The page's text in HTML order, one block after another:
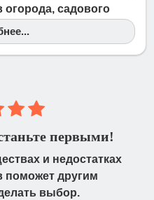
огорода, садового
насосная
организации
из открытых
первыми!
и недостатках
поможет другим
выбор.